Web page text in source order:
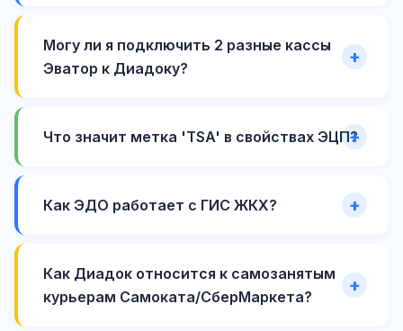
Могу ли я подключить 2 разные кассы
Эватор к Диадоку?
Что значит метка 'TSA' в свойствах ЭЦП?
Как ЭДО работает с ГИС ЖКХ?
Как Диадок относится к самозанятым
курьерам Самоката/СберМаркета?